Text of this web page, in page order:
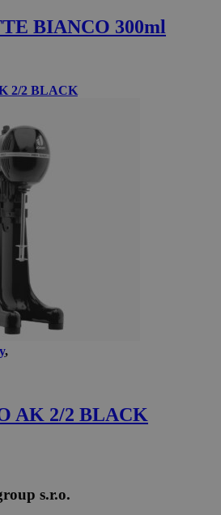
BIANCO 300ml
,
AK 2/2 BLACK
s.r.o.